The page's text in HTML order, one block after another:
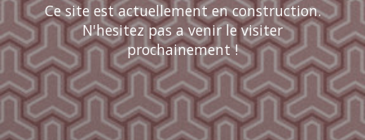
Ce site est actuellement en construction.
N'hesitez pas a venir le visiter
prochainement !